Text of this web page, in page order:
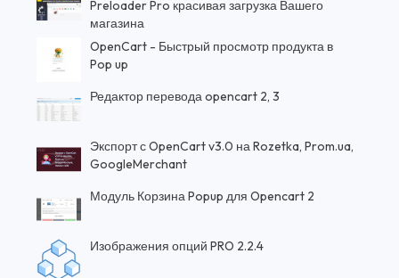
Preloader Pro красивая загрузка Вашего
магазина
OpenCart - Быстрый просмотр продукта в
Pop up
Редактор перевода opencart 2, 3
Экспорт с OpenCart v3.0 на Rozetka, Prom.ua,
GoogleMerchant
Модуль Корзина Popup для Opencart 2
Изображения опций PRO 2.2.4